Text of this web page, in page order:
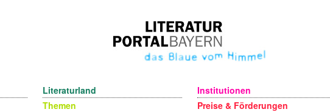
Literaturland
Themen
Institutionen
Preise & Förderungen